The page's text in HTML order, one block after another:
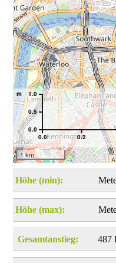
0.0 0.2
0.0
0.5
1.0
m
1 km
Höhe (min):
Höhe (max):
Gesamtanstieg: 487